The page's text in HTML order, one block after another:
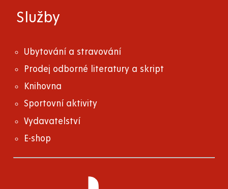
Služby
Ubytování a stravování
Prodej odborné literatury a skript
Knihovna
Sportovní aktivity
Vydavatelství
E-shop